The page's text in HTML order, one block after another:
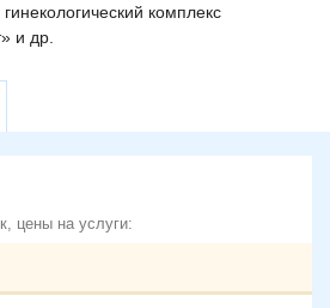
комплекс
и др.
цены на услуги: